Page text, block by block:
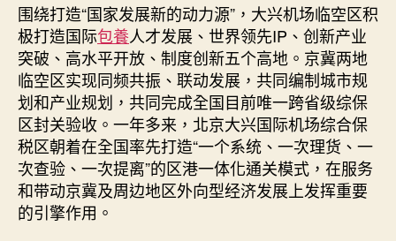
围绕打造“国家发展新的动力源”，大兴机场临空区积
极打造国际包養人才发展、世界领先IP、创新产业
突破、高水平开放、制度创新五个高地。京冀两地
临空区实现同频共振、联动发展，共同编制城市规
划和产业规划，共同完成全国目前唯一跨省级综保
区封关验收。一年多来，北京大兴国际机场综合保
税区朝着在全国率先打造“一个系统、一次理货、一
次查验、一次提离”的区港一体化通关模式，在服务
和带动京冀及周边地区外向型经济发展上发挥重要
的引擎作用。